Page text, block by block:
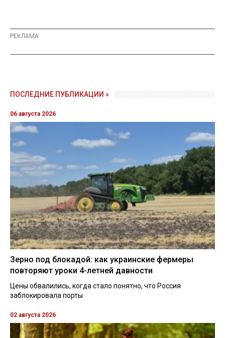
ПОСЛЕДНИЕ ПУБЛИКАЦИИ »
06 августа 2026
Зерно под блокадой: как украинские фермеры
повторяют уроки 4-летней давности
Цены обвалились, когда стало понятно, что Россия
заблокировала порты
02 августа 2026